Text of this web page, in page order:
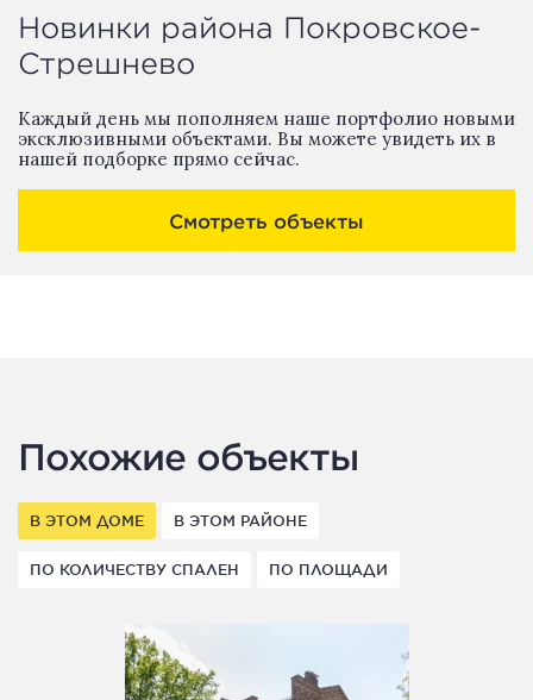
Новинки района Покровское-
Стрешнево
Каждый день мы пополняем наше портфолио новыми
эксклюзивными объектами. Вы можете увидеть их в
нашей подборке прямо сейчас.
Смотреть объекты
Похожие объекты
В ЭТОМ ДОМЕ В ЭТОМ РАЙОНЕ
ПО КОЛИЧЕСТВУ СПАЛЕН ПО ПЛОЩАДИ